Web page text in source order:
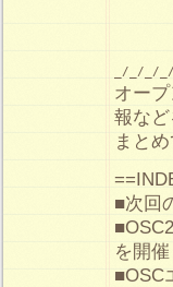
皆で作
_/_/_/
オー
報など
まと
■次回
を開催
■OSC